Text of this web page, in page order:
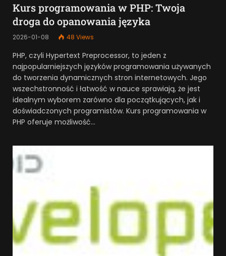
Kurs programowania w PHP: Twoja
droga do opanowania języka
2026-01-08 48 Views
PHP, czyli Hypertext Preprocessor, to jeden z
najpopularniejszych języków programowania używanych
do tworzenia dynamicznych stron internetowych. Jego
wszechstronność i łatwość w nauce sprawiają, że jest
idealnym wyborem zarówno dla początkujących, jak i
doświadczonych programistów. Kurs programowania w
PHP oferuje możliwość…